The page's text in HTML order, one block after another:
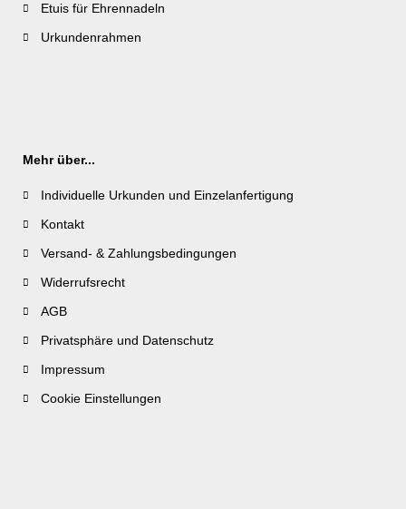
Etuis für Ehrennadeln
Urkundenrahmen
Mehr über...
Individuelle Urkunden und Einzelanfertigung
Kontakt
Versand- & Zahlungsbedingungen
Widerrufsrecht
AGB
Privatsphäre und Datenschutz
Impressum
Cookie Einstellungen